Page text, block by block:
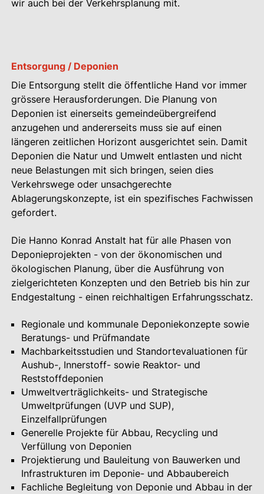
wir auch bei der Verkehrsplanung mit.
Entsorgung / Deponien
Die Entsorgung stellt die öffentliche Hand vor immer
grössere Herausforderungen. Die Planung von
Deponien ist einerseits gemeindeübergreifend
anzugehen und andererseits muss sie auf einen
längeren zeitlichen Horizont ausgerichtet sein. Damit
Deponien die Natur und Umwelt entlasten und nicht
neue Belastungen mit sich bringen, seien dies
Verkehrswege oder unsachgerechte
Ablagerungskonzepte, ist ein spezifisches Fachwissen
gefordert.
Die Hanno Konrad Anstalt hat für alle Phasen von
Deponieprojekten - von der ökonomischen und
ökologischen Planung, über die Ausführung von
zielgerichteten Konzepten und den Betrieb bis hin zur
Endgestaltung - einen reichhaltigen Erfahrungsschatz.
Regionale und kommunale Deponiekonzepte sowie
Beratungs- und Prüfmandate
Machbarkeitsstudien und Standortevaluationen für
Aushub-, Innerstoff- sowie Reaktor- und
Reststoffdeponien
Umweltverträglichkeits- und Strategische
Umweltprüfungen (UVP und SUP),
Einzelfallprüfungen
Generelle Projekte für Abbau, Recycling und
Verfüllung von Deponien
Projektierung und Bauleitung von Bauwerken und
Infrastrukturen im Deponie- und Abbaubereich
Fachliche Begleitung von Deponie und Abbau in der